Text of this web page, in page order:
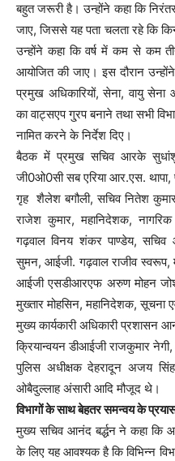
बहुत जरूरी है। उन्होंने कहा कि
जाए, जिससे यह पता चलता रहे कि
उन्होंने कहा कि वर्ष में कम से कम
आयोजित की जाए। इस दौरान
प्रमुख अधिकारियों, सेना, वायु सेना
का वाट्सएप गु्रप बनाने तथा सभी
नामित करने के निर्देश दिए।
बैठक में प्रमुख सचिव आरके सुधांशु,
जी0ओ0सी सब एरिया आर.एस. थापा,
गृह शैलेश बगौली, सचिव नितेश
राजेश कुमार, महानिदेशक,
गढ़वाल विनय शंकर पाण्डेय, सचिव
सुमन, आईजी. गढ़वाल राजीव स्वरूप,
आईजी एसडीआरएफ अरुण मोहन
मुख्तार मोहसिन, महानिदेशक, सूचना
मुख्य कार्यकारी अधिकारी प्रशासन
क्रियान्वयन डीआईजी राजकुमार
पुलिस अधीक्षक देहरादून अजय
ओबैदुल्लाह अंसारी आदि मौजूद थे।
विभागों के साथ बेहतर समन्वय के
मुख्य सचिव आनंद बर्द्धन ने कहा कि
के लिए यह आवश्यक है कि विभिन्न